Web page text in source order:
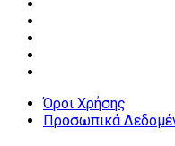
Όροι Χρήσης
Προσωπικά